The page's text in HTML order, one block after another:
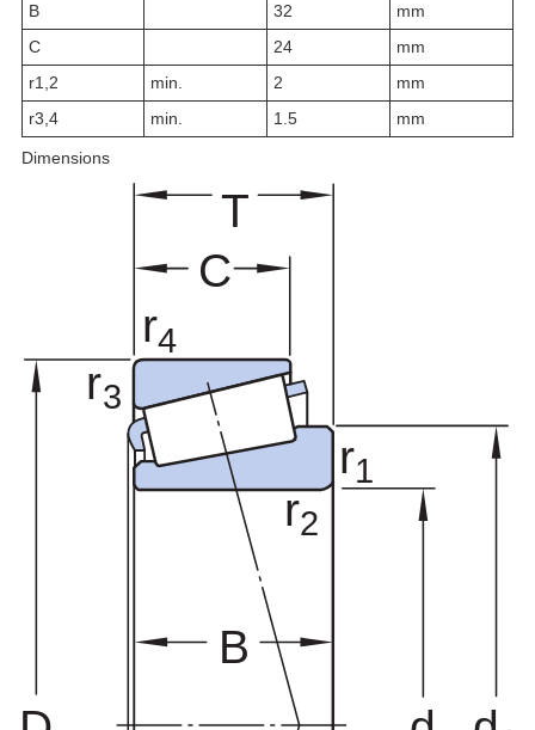
B
32
mm
C
24
mm
r1,2 min. 2
mm
r3,4 min. 1.5 mm
Dimensions